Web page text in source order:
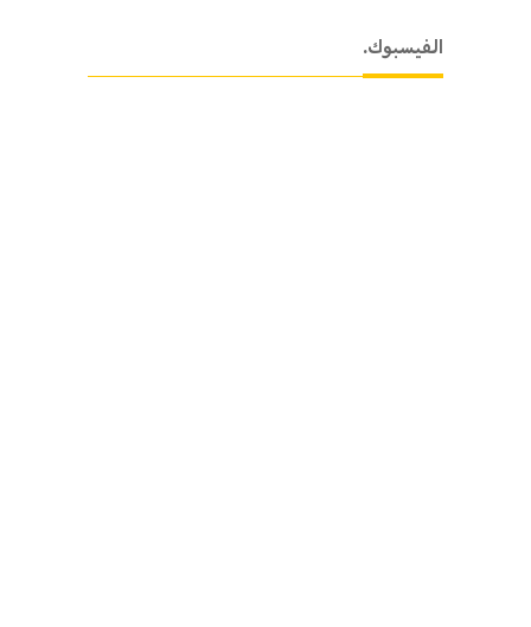
.الفيسبوك